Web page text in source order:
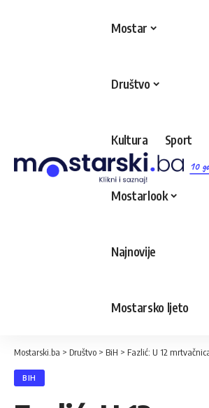
10
Mostar
Društvo
Kultura Sport
Mostarlook
Najnovije
Mostarsko ljeto
Mostarski.ba > Društvo > BiH > Fazlić: U 12 mrtvačnica u BiH nalaze
BIH